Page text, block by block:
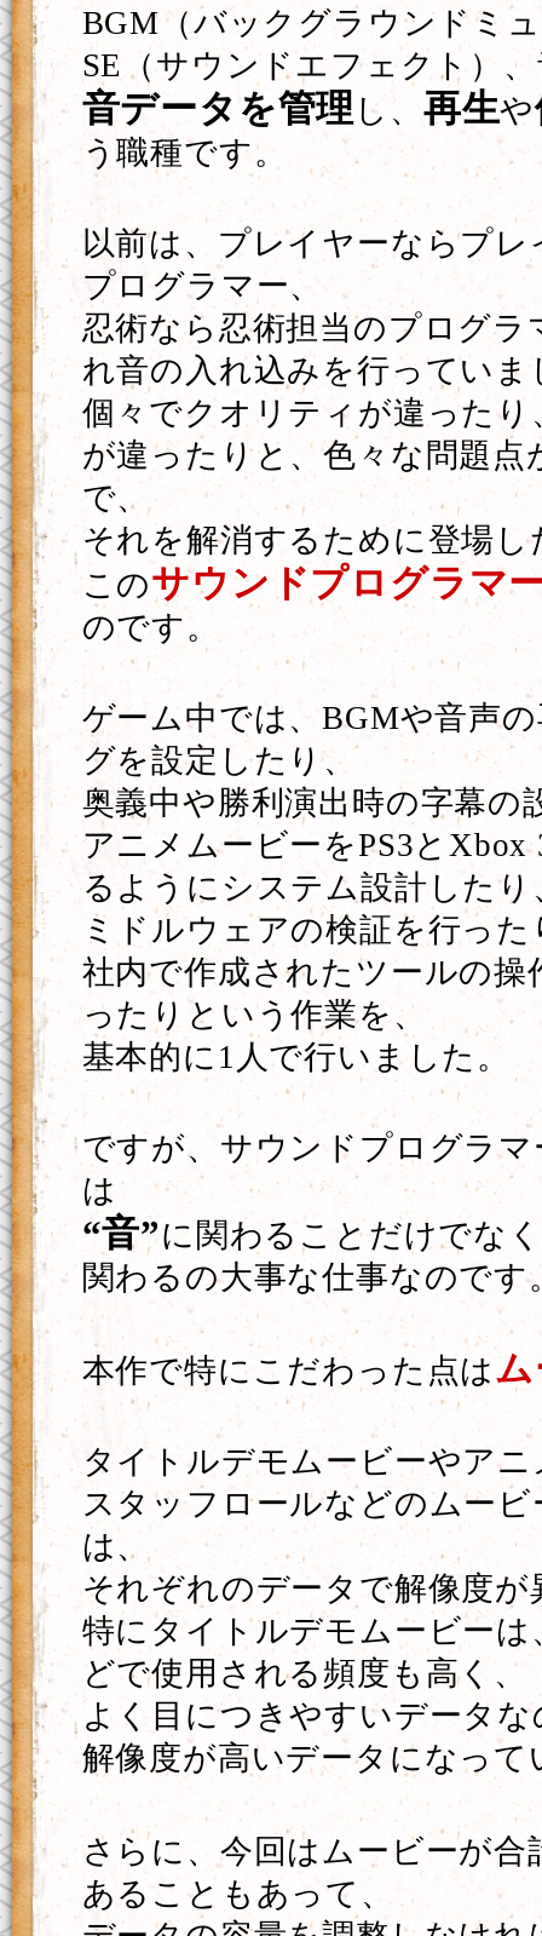
BGM（バックグラウンドミ
SE（サウンドエフェクト）
音データを管理 し、 再生や
う職種です。
以前は、プレイヤーならプレ
プログラマー、
忍術なら忍術担当のプログラ
れ音の入れ込みを行っていま
個々でクオリティが違ったり
が違ったりと、色々な問題点
で、
それを解消するために登場し
このサウンドプログラマ
のです。
ゲーム中では、BGMや音声
グを設定したり、
奥義中や勝利演出時の字幕の
アニメムービーをPS3とXbox
るようにシステム設計したり
ミドルウェアの検証を行った
社内で作成されたツールの操
ったりという作業を、
基本的に1人で行いました。
ですが、サウンドプログラ
は
“音”に関わることだけでな
関わるの大事な仕事なのです
本作で特にこだわった点は
タイトルデモムービーやア
スタッフロールなどのムー
は、
それぞれのデータで解像度が
特にタイトルデモムービーは
どで使用される頻度も高く、
よく目につきやすいデータ
解像度が高いデータになって
さらに、今回はムービーが合
あることもあって、